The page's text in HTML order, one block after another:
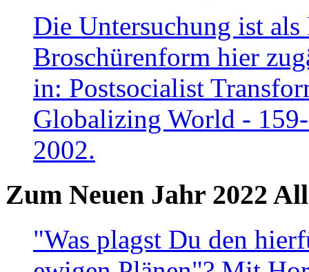
Die Untersuchung ist
Broschürenform hier
in: Postsocialist
Globalizing World -
2002.
Zum Neuen Jahr 2022
"Was plagst Du den